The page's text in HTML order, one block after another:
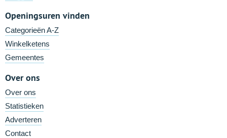
Openingsuren vinden
Categorieën A-Z
Winkelketens
Gemeentes
Over ons
Over ons
Statistieken
Adverteren
Contact